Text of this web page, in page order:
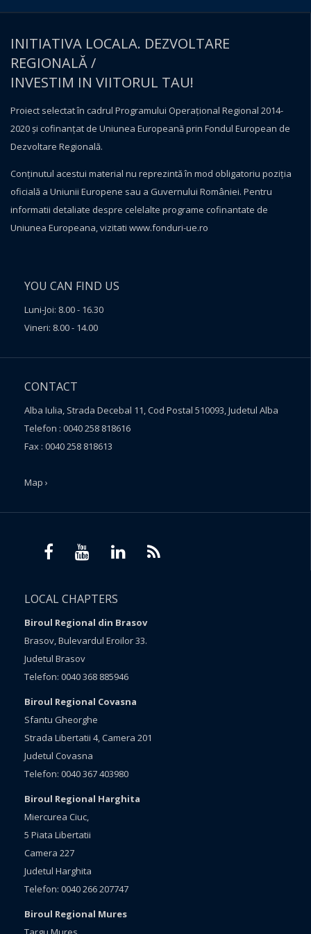
INITIATIVA LOCALA. DEZVOLTARE
REGIONALĂ /
INVESTIM IN VIITORUL TAU!
Proiect selectat în cadrul Programului Operațional Regional 2014-
2020 și cofinanțat de Uniunea Europeană prin Fondul European de
Dezvoltare Regională.
Conţinutul acestui material nu reprezintă în mod obligatoriu poziţia
oficială a Uniunii Europene sau a Guvernului României. Pentru
informatii detaliate despre celelalte programe cofinantate de
Uniunea Europeana, vizitati www.fonduri-ue.ro
YOU CAN FIND US
Luni-Joi: 8.00 - 16.30
Vineri: 8.00 - 14.00
CONTACT
Alba Iulia, Strada Decebal 11, Cod Postal 510093, Judetul Alba
Telefon : 0040 258 818616
Fax : 0040 258 818613
Map ›
LOCAL CHAPTERS
Biroul Regional din Brasov
Brasov, Bulevardul Eroilor 33.
Judetul Brasov
Telefon: 0040 368 885946
Biroul Regional Covasna
Sfantu Gheorghe
Strada Libertatii 4, Camera 201
Judetul Covasna
Telefon: 0040 367 403980
Biroul Regional Harghita
Miercurea Ciuc,
5 Piata Libertatii
Camera 227
Judetul Harghita
Telefon: 0040 266 207747
Biroul Regional Mures